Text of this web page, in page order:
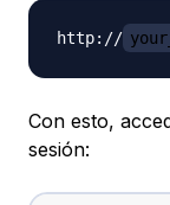
http://
Con esto,
sesión: